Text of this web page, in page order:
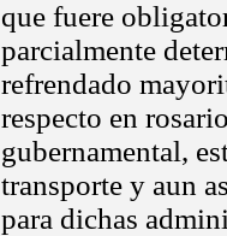
que fuere
parcialmente
refrendado
respecto en
gubernamental,
transporte y aun
para dichas